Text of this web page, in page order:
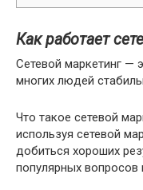
Как работает
Сетевой маркетинг —
многих людей
Что такое сетевой
используя сетевой
добиться хороших
популярных вопросов